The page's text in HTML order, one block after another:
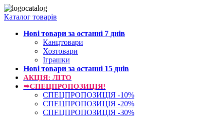
Каталог товарів
Нові товари за останнi 7 днiв
Канцтовари
Хозтовари
Іграшки
Нові товари за останнi 15 днiв
АКЦІЯ: ЛІТО
➥СПЕЦПРОПОЗИЦІЯ!
СПЕЦПРОПОЗИЦІЯ -10%
СПЕЦПРОПОЗИЦІЯ -20%
СПЕЦПРОПОЗИЦІЯ -30%